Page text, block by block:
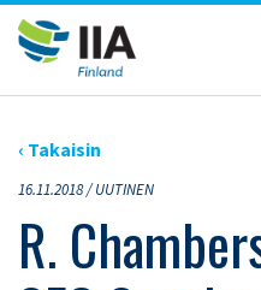
Siirry
sisältöön
›ARTIKKELIT›R. CHAMBERS: WHEN
WE’D ALL BETTER LISTEN
‹ Takaisin
16.11.2018 /UUTINEN
R.